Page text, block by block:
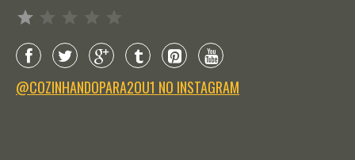
@COZINHANDOPARA2OU1 NO INSTAGRAM